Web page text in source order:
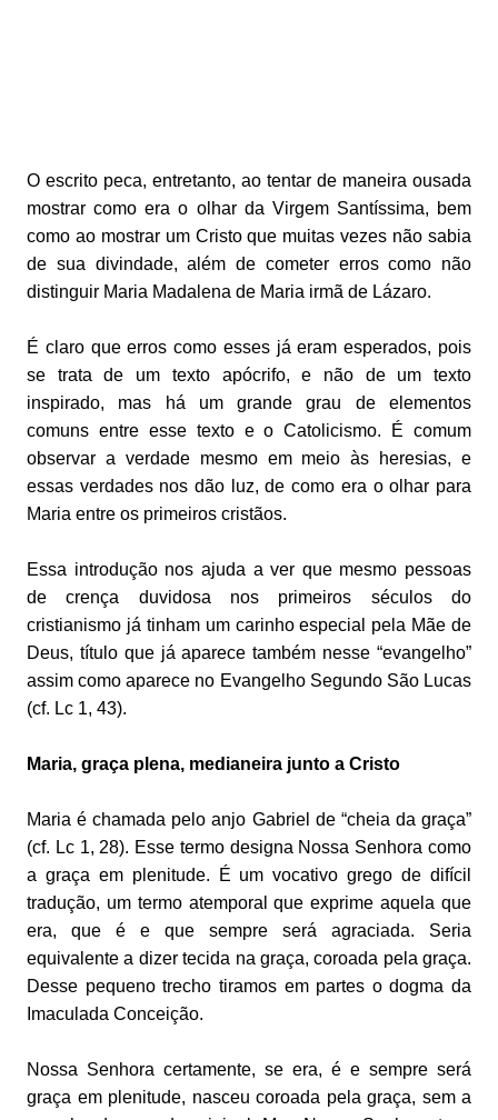
O escrito peca, entretanto, ao tentar de maneira ousada
mostrar como era o olhar da Virgem Santíssima, bem
como ao mostrar um Cristo que muitas vezes não sabia
de sua divindade, além de cometer erros como não
distinguir Maria Madalena de Maria irmã de Lázaro.
É claro que erros como esses já eram esperados, pois
se trata de um texto apócrifo, e não de um texto
inspirado, mas há um grande grau de elementos
comuns entre esse texto e o Catolicismo. É comum
observar a verdade mesmo em meio às heresias, e
essas verdades nos dão luz, de como era o olhar para
Maria entre os primeiros cristãos.
Essa introdução nos ajuda a ver que mesmo pessoas
de crença duvidosa nos primeiros séculos do
cristianismo já tinham um carinho especial pela Mãe de
Deus, título que já aparece também nesse “evangelho”
assim como aparece no Evangelho Segundo São Lucas
(cf. Lc 1, 43).
Maria, graça plena, medianeira junto a Cristo
Maria é chamada pelo anjo Gabriel de “cheia da graça”
(cf. Lc 1, 28). Esse termo designa Nossa Senhora como
a graça em plenitude. É um vocativo grego de difícil
tradução, um termo atemporal que exprime aquela que
era, que é e que sempre será agraciada. Seria
equivalente a dizer tecida na graça, coroada pela graça.
Desse pequeno trecho tiramos em partes o dogma da
Imaculada Conceição.
Nossa Senhora certamente, se era, é e sempre será
graça em plenitude, nasceu coroada pela graça, sem a